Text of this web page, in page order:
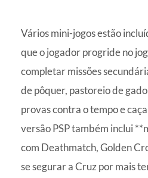
Vários mini-jogos estão
que o jogador progride no
completar missões
de pôquer, pastoreio de
provas contra o tempo e
versão PSP também inclui
com Deathmatch, Golden
se segurar a Cruz por mais